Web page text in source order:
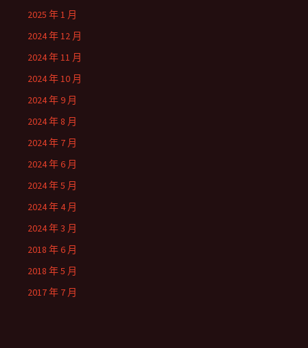
2025 年 1 月
2024 年 12 月
2024 年 11 月
2024 年 10 月
2024 年 9 月
2024 年 8 月
2024 年 7 月
2024 年 6 月
2024 年 5 月
2024 年 4 月
2024 年 3 月
2018 年 6 月
2018 年 5 月
2017 年 7 月